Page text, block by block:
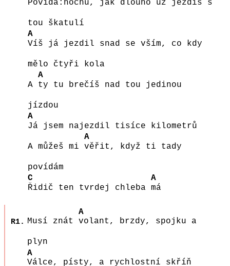
Povídá:hochu, jak dlouho už jezdíš s
tou škatulí
A
Víš já jezdil snad se vším, co kdy
mělo čtyři kola
A
A
ty tu brečíš nad tou jedinou
jízdou
A
Já jsem najezdil tisíce kilometrů
A můžeš mi
A
věřit, když ti tady
povídám
C
Řidič ten tvrdej chleba
A
má
R1. Musí znát
A
volant, brzdy, spojku a
plyn
A
Válce, písty, a rychlostní skříň